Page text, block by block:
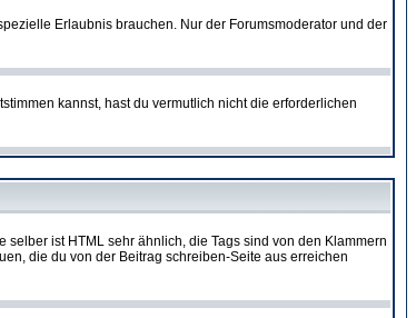
Erlaubnis brauchen. Nur der Forumsmoderator und der
kannst, hast du vermutlich nicht die erforderlichen
ist HTML sehr ähnlich, die Tags sind von den Klammern
die du von der Beitrag schreiben-Seite aus erreichen